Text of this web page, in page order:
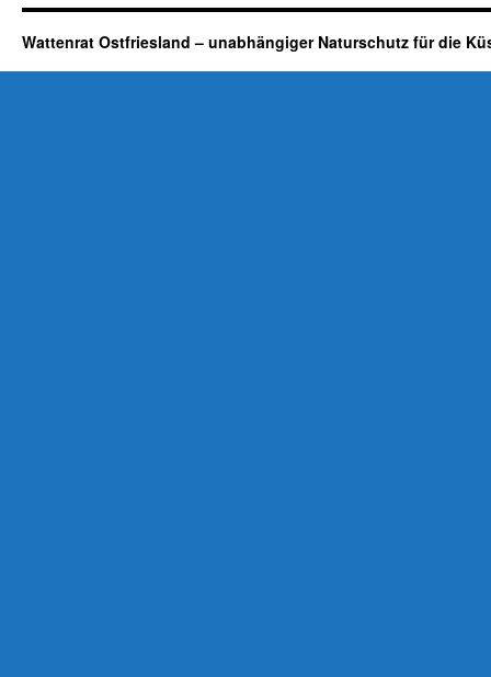
Wattenrat Ostfriesland – unabhängiger Naturschutz für die